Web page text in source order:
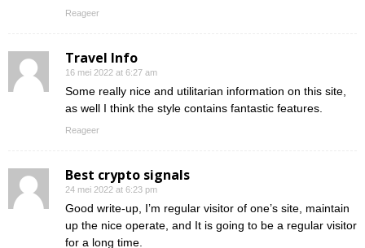
Reageer
Travel Info
16 mei 2022 at 6:27 am
Some really nice and utilitarian information on this site,
as well I think the style contains fantastic features.
Reageer
Best crypto signals
24 mei 2022 at 6:23 pm
Good write-up, I’m regular visitor of one’s site, maintain
up the nice operate, and It is going to be a regular visitor
for a long time.